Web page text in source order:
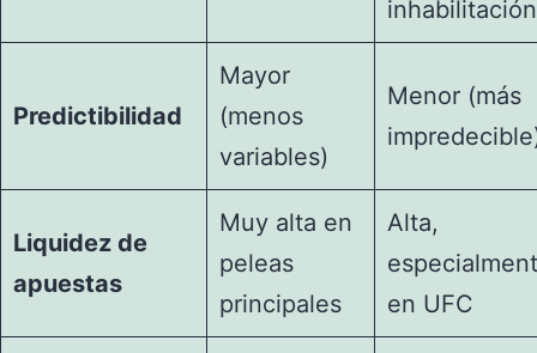
inhabilitación
Predictibilidad
Mayor
(menos
variables)
Menor (más
Liquidez de
apuestas
Muy alta en
peleas
principales
Alta,
en UFC